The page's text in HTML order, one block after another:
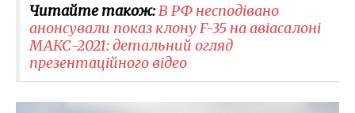
Читайте також:​В РФ несподівано
анонсували показ клону F-35 на авіасалоні
МАКС-2021: детальний огляд
презентаційного відео